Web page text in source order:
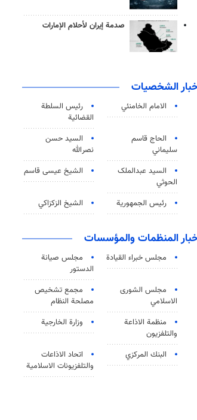
صدمة إيران لأحلام الإمارات
الشخصيات
الامام الخامنئي
رئیس السلطة
القضائیة
الحاج قاسم
سليماني
السيد حسن
نصرالله
السید عبدالملک
الحوثي
الشيخ عيسى قاسم
رئيس الجمهورية الشيخ الزكزاكي
المنظمات والمؤسسات
مجلس خبراء القيادة
مجلس صيانة
الدستور
مجلس الشورى
الاسلامي
مجمع تشخيص
مصلحة النظام
منظمة الاذاعة
والتلفزیون
وزارة الخارجية
البنك المركزي
اتحاد الاذاعات
والتلفزيونات الاسلامية